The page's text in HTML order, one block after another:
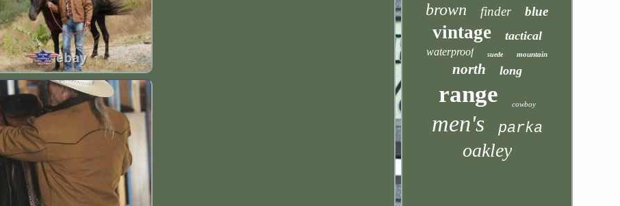
brown finder blue
vintage tactical
waterproof suede mountain
north long
range cowboy
men's parka
oakley